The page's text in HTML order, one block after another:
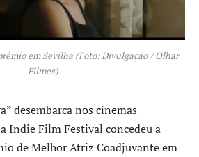
em Sevilha (Foto: Divulgação / Olhar
Filmes)
desembarca nos cinemas
Indie Film Festival concedeu a
de Melhor Atriz Coadjuvante em